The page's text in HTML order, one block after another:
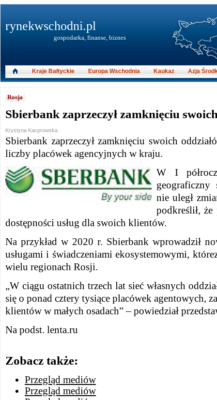
Rosja
Sbierbank zaprzeczył zamknięciu
Krystyna Kacprowska
Sbierbank zaprzeczył zamknięciu swoich
liczby placówek agencyjnych w kraju.
W I
geograficzny
nie uległ
podkreślił,
dostępności usług dla swoich klientów.
Na przykład w 2020 r. Sbierbank wprowadził
usługami i świadczeniami ekosystemowymi,
wielu regionach Rosji.
„W ciągu ostatnich trzech lat sieć własnych
się o ponad cztery tysiące placówek agentowych,
klientów w małych osadach” – powiedział
Na podst. lenta.ru
Zobacz także:
Przegląd mediów
Przegląd mediów
rynekwschodni.pl
gospodarka, finanse, biznes
Kraje Bałtyckie Europa Wschodnia Kaukaz Azja